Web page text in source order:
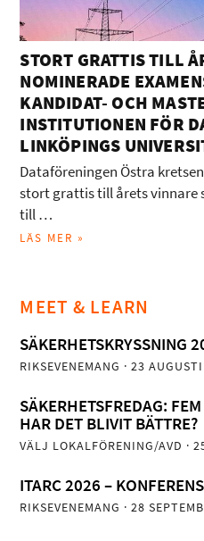
STORT GRATTIS TILL
NOMINERADE
KANDIDAT- OCH
INSTITUTIONEN FÖR
LINKÖPINGS
Dataföreningen Östra
stort grattis till årets vinnare
till …
LÄS MER »
MEET & LEARN
SÄKERHETSKRYSSNING
RIKSEVENEMANG · 23
SÄKERHETSFREDAG:
HAR DET BLIVIT BÄTTRE?
VÄLJ LOKALFÖRENING/AVD ·
ITARC 2026 –
RIKSEVENEMANG · 28